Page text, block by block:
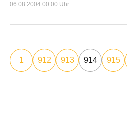
06.08.2004 00:00 Uhr
1 912 913 914 915